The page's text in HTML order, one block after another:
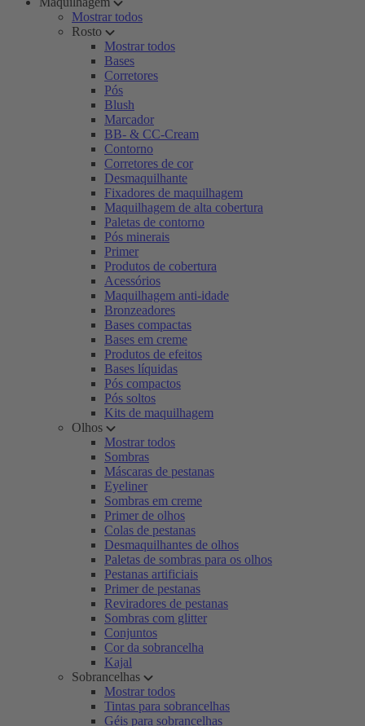
Mostrar todos
Rosto
Mostrar todos
Bases
Corretores
Pós
Blush
Marcador
BB- & CC-Cream
Contorno
Corretores de cor
Desmaquilhante
Fixadores de maquilhagem
Maquilhagem de alta cobertura
Paletas de contorno
Pós minerais
Primer
Produtos de cobertura
Acessórios
Maquilhagem anti-idade
Bronzeadores
Bases compactas
Bases em creme
Produtos de efeitos
Bases líquidas
Pós compactos
Pós soltos
Kits de maquilhagem
Olhos
Mostrar todos
Sombras
Máscaras de pestanas
Eyeliner
Sombras em creme
Primer de olhos
Colas de pestanas
Desmaquilhantes de olhos
Paletas de sombras para os olhos
Pestanas artificiais
Primer de pestanas
Reviradores de pestanas
Sombras com glitter
Conjuntos
Cor da sobrancelha
Kajal
Sobrancelhas
Mostrar todos
Tintas para sobrancelhas
Géis para sobrancelhas